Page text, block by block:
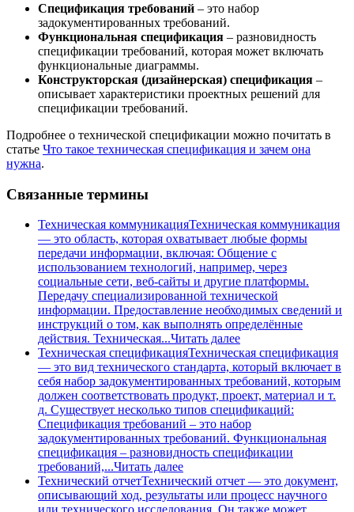
Спецификация требований – это набор
задокументированных требований.
Функциональная спецификация – разновидность
спецификации требований, которая может включать
функциональные диаграммы.
Конструкторская (дизайнерская) спецификация –
описывает характеристики проектных решений для
спецификации требований.
Подробнее о технической спецификации можно почитать в
статье Что такое техническая спецификация и зачем она
нужна.
Связанные термины
Техническая коммуникацияТехническая коммуникация
— это область, которая охватывает любые формы
передачи информации, включая: Общение с
использованием технологий, например, через
социальные сети, веб-сайты и другие платформы.
Передачу специализированной технической
информации. Предоставление необходимых сведений и
инструкций о том, как выполнять определённые
действия. Техническая...Читать далее
Техническая спецификацияТехническая спецификация
— это вид технического стандарта, который включает в
себя набор задокументированных требований, которым
должен соответствовать продукт, проект, материал и т.
д. Существует несколько типов спецификаций:
Спецификация требований – это набор
задокументированных требований. Функциональная
спецификация – разновидность спецификации
требований,...Читать далее
Технический отчетТехнический отчет — это документ,
описывающий ход, результаты или процесс научного